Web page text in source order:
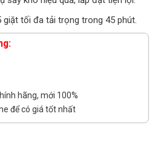
giặt tối đa tải trọng trong 45 phút.
hãng, mới 100%
để có giá tốt nhất